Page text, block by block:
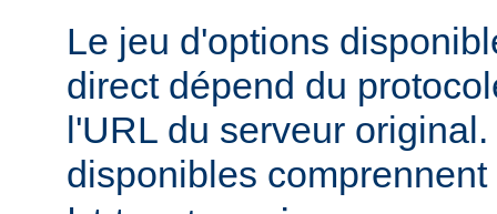
Le jeu d'options
direct dépend du
l'URL du serveur
disponibles comprennent